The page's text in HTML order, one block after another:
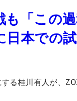
も「この
日本での
る桂川有人が、